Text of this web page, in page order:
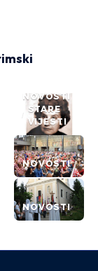
NOVOSTI
STARE
VIJESTI
NOVOSTI
NOVOSTI